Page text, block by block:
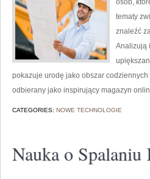
osób,
tematy
znaleźć
Analizują
pokazuje urodę jako obszar
odbierany jako inspirujący magazyn
CATEGORIES: NOWE TECHNOLOGIE
Nauka o